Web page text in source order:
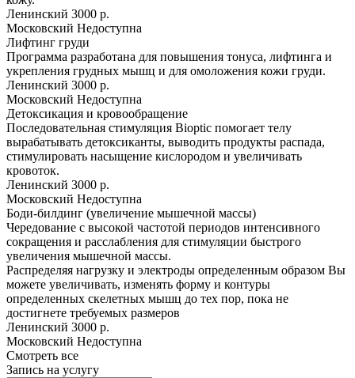
Ленинский 3000 р.
Московский Недоступна
Лифтинг груди
Программа разработана для повышения тонуса, лифтинга и
укрепления грудных мышц и для омоложения кожи груди.
Ленинский 3000 р.
Московский Недоступна
Детоксикация и кровообращение
Последовательная стимуляция Bioptic помогает телу
вырабатывать детоксиканты, выводить продукты распада,
стимулировать насыщение кислородом и увеличивать
кровоток.
Ленинский 3000 р.
Московский Недоступна
Боди-билдинг (увеличение мышечной массы)
Чередование с высокой частотой периодов интенсивного
сокращения и расслабления для стимуляции быстрого
увеличения мышечной массы.
Распределяя нагрузку и электроды определенным образом Вы
можете увеличивать, изменять форму и контуры
определенных скелетных мышц до тех пор, пока не
достигнете требуемых размеров
Ленинский 3000 р.
Московский Недоступна
Смотреть все
Запись на услугу